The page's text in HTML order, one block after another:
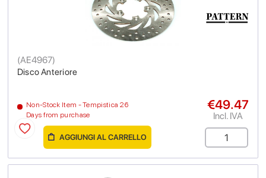
Disco Anteriore
(AE4967)
Non-Stock Item - Tempistica 26
Days from purchase
€49.47
Incl. IVA
AGGIUNGI AL CARRELLO